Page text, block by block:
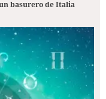
basurero de Italia